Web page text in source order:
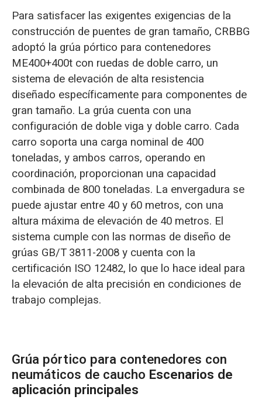
Para satisfacer las exigentes exigencias de la
construcción de puentes de gran tamaño, CRBBG
adoptó la grúa pórtico para contenedores
ME400+400t con ruedas de doble carro, un
sistema de elevación de alta resistencia
diseñado específicamente para componentes de
gran tamaño. La grúa cuenta con una
configuración de doble viga y doble carro. Cada
carro soporta una carga nominal de 400
toneladas, y ambos carros, operando en
coordinación, proporcionan una capacidad
combinada de 800 toneladas. La envergadura se
puede ajustar entre 40 y 60 metros, con una
altura máxima de elevación de 40 metros. El
sistema cumple con las normas de diseño de
grúas GB/T 3811-2008 y cuenta con la
certificación ISO 12482, lo que lo hace ideal para
la elevación de alta precisión en condiciones de
trabajo complejas.
Grúa pórtico para contenedores con
neumáticos de caucho Escenarios de
aplicación principales